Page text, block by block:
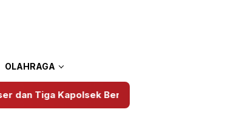
OLAHRAGA
Berganti Wujud Kepedulian Polri,